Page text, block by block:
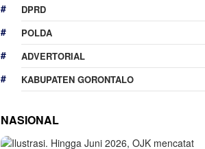
DPRD
POLDA
ADVERTORIAL
KABUPATEN GORONTALO
NASIONAL